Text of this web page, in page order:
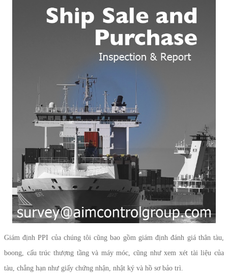
Giám định PPI của chúng tôi cũng bao gồm giám định đánh giá thân tàu,
boong, cấu trúc thượng tầng và máy móc, cũng như xem xét tài liệu của
tàu, chẳng hạn như giấy chứng nhận, nhật ký và hồ sơ bảo trì.